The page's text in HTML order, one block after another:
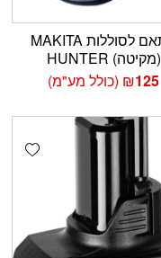
מתאם לסוללות MAKITA
(מקיטה) HUNTER
₪125 (כולל מע"מ)